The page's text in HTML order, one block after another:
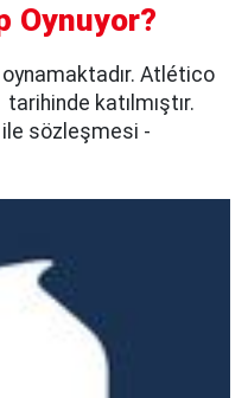
Oynuyor?
Atlético
katılmıştır.
ile sözleşmesi -